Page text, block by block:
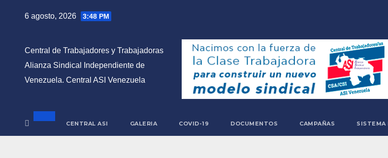
6 agosto, 2026 3:48 PM
Central de Trabajadores y Trabajadoras
Alianza Sindical Independiente de
Venezuela. Central ASI Venezuela
CENTRAL ASI GALERIA COVID-19 DOCUMENTOS CAMPAÑAS SISTEMA